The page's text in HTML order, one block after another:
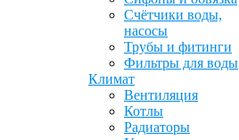
Счётчики воды,
насосы
Трубы и фитинги
Фильтры для воды
Климат
Вентиляция
Котлы
Радиаторы